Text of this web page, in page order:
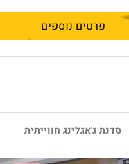
פרטים נוספים
סדנת ג'אגלינג חווייתית